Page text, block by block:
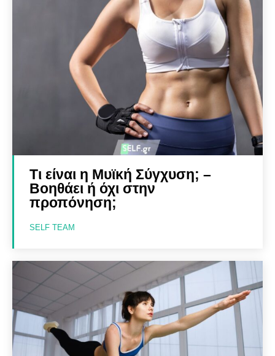
Τι είναι η Μυϊκή Σύγχυση; –
Βοηθάει ή όχι στην
προπόνηση;
SELF TEAM